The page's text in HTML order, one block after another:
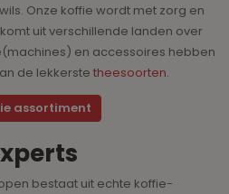
Onze koffie wordt met zorg en
uit verschillende landen over
en accessoires hebben
de lekkerste theesoorten.
assortiment
bestaat uit echte koffie-